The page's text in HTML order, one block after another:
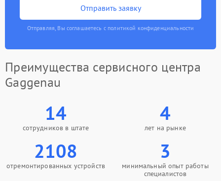
Отправить заявку
Отправляя, Вы соглашаетесь с политикой конфиденциальности
Преимущества сервисного центра
Gaggenau
14
сотрудников в штате
4
лет на рынке
2108
отремонтированных устройств
3
минимальный опыт работы
специалистов